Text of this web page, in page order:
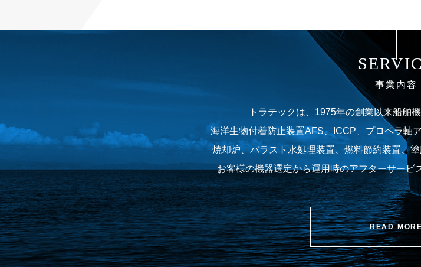
事業内容
トラテックは、1975年の創業以来船舶
海洋生物付着防止装置AFS、ICCP、プロペラ軸
焼却炉、バラスト水処理装置、燃料節約装置、
お客様の機器選定から運用時のアフターサービ